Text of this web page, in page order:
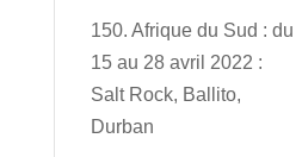
150. Afrique du Sud : du
15 au 28 avril 2022 :
Salt Rock, Ballito,
Durban